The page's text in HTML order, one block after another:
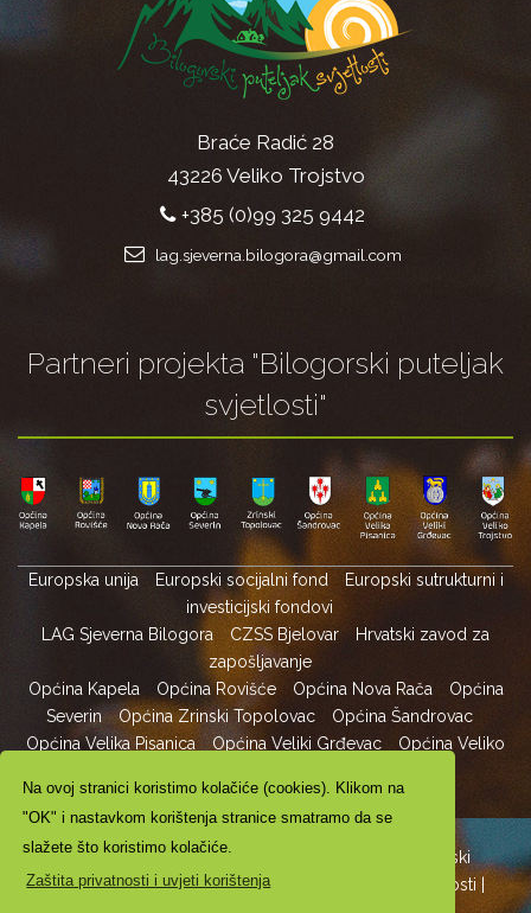
Na ovoj stranici koristimo kolačiće (cookies). Klikom na
"OK" i nastavkom korištenja stranice smatramo da se
slažete što koristimo kolačiće.
Zaštita privatnosti i uvjeti korištenja
Braće Radić 28
43226 Veliko Trojstvo
+385 (0)99 325 9442
lag.sjeverna.bilogora@gmail.com
Partneri projekta "Bilogorski puteljak
svjetlosti"
Europska unija Europski socijalni fond
Europski sutrukturni i
investicijski fondovi
LAG Sjeverna Bilogora
CZSS Bjelovar
Hrvatski zavod za
zapošljavanje
Općina Kapela
Općina Rovišće Općina Nova Rača
Općina
Severin
Općina Zrinski Topolovac
Općina Šandrovac
Općina Velika Pisanica
Općina Veliki Grđevac
Općina Veliko
Copyright ©2024. LAG Sjeverna Bilogora - Bilogorski
puteljak svjetlosti All Rights Reserved |
Zaštita privatnosti |